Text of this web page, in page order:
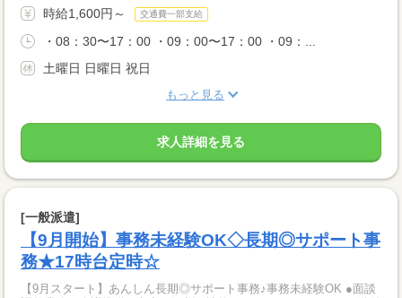
時給1,600円～ 交通費一部支給
・08：30〜17：00 ・09：00〜17：00 ・09：...
土曜日 日曜日 祝日
もっと見る
求人詳細を見る
[一般派遣]
【9月開始】事務未経験OK◇長期◎サポート事
務★17時台定時☆
【9月スタート】あんしん長期◎サポート事務♪事務未経験OK ●面談